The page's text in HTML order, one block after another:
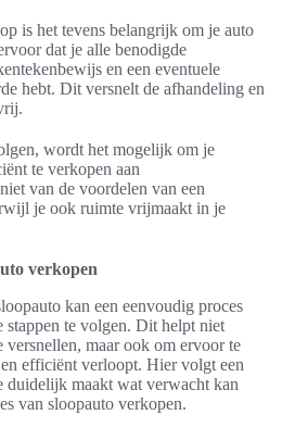
is het tevens belangrijk om je auto
dat je alle benodigde
en een eventuele
hebt. Dit versnelt de afhandeling en
wordt het mogelijk om je
te verkopen aan
van de voordelen van een
je ook ruimte vrijmaakt in je
verkopen
kan een eenvoudig proces
stappen te volgen. Dit helpt niet
versnellen, maar ook om ervoor te
efficiënt verloopt. Hier volgt een
duidelijk maakt wat verwacht kan
van sloopauto verkopen.